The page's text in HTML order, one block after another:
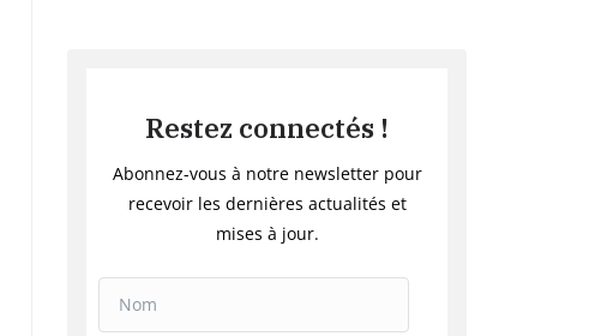
Restez connectés !
Abonnez-vous à notre newsletter pour
recevoir les dernières actualités et
mises à jour.